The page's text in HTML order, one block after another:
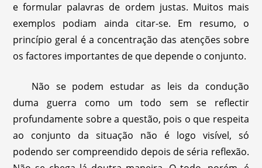
e formular palavras de ordem justas. Muitos mais
exemplos podiam ainda citar-se. Em resumo, o
princípio geral é a concentração das atenções sobre
os factores importantes de que depende o conjunto.
Não se podem estudar as leis da condução
duma guerra como um todo sem se reflectir
profundamente sobre a questão, pois o que respeita
ao conjunto da situação não é logo visível, só
podendo ser compreendido depois de séria reflexão.